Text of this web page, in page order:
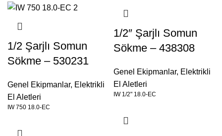
1/2 Şarjlı Somun
Sökme – 530231
Genel Ekipmanlar, Elektrikli
El Aletleri
IW 750 18.0-EC
1/2″ Şarjlı Somun
Sökme – 438308
Genel Ekipmanlar, Elektrikli
El Aletleri
IW 1/2" 18.0-EC